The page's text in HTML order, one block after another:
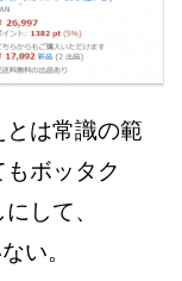
は常識の範
ボッタク
して、
い。